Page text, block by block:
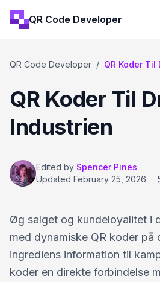
QR Code Developer
QR Code Developer / QR Koder
QR Koder Til
Industrien
Edited by Spencer Pines
Updated February 25, 2026 ·
Øg salget og kundeloyalitet i
med dynamiske QR koder på
ingrediens information til
koder en direkte forbindelse